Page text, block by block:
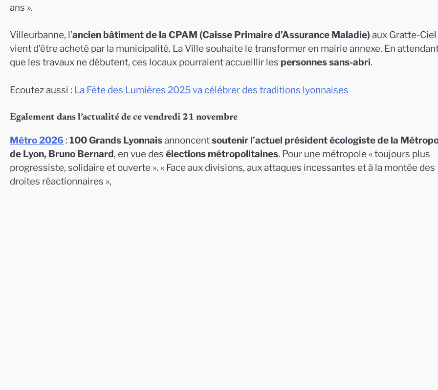
ans ».
Villeurbanne, l’ancien bâtiment de la CPAM (Caisse Primaire d’Assurance Maladie) aux Gratte-Ciel
vient d’être acheté par la municipalité. La Ville souhaite le transformer en mairie annexe. En
que les travaux ne débutent, ces locaux pourraient accueillir les personnes sans-abri.
Ecoutez aussi : La Fête des Lumières 2025 va célébrer des traditions lyonnaises
Egalement dans l’actualité de ce vendredi 21 novembre
Métro 2026 : 100 Grands Lyonnaisannoncentsoutenir l’actuel président écologiste de la
de Lyon, Bruno Bernard, en vue des élections métropolitaines. Pour une métropole « toujours plus
progressiste, solidaire et ouverte ». « Face aux divisions, aux attaques incessantes et à la montée des
droites réactionnaires »,